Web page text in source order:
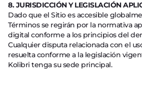
8. JURISDICCIÓN Y LEGISLACIÓN
Dado que el Sitio es accesible
Términos se regirán por la normativa
digital conforme a los principios del
Cualquier disputa relacionada con el
resuelta conforme a la legislación
Kolibri tenga su sede principal.